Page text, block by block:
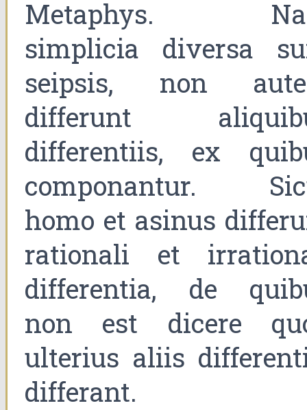
Metaphys.
simplicia diversa
seipsis, non
differunt
differentiis, ex
componantur.
homo et asinus
rationali et
differentia, de
non est dicere
ulterius aliis
differant.